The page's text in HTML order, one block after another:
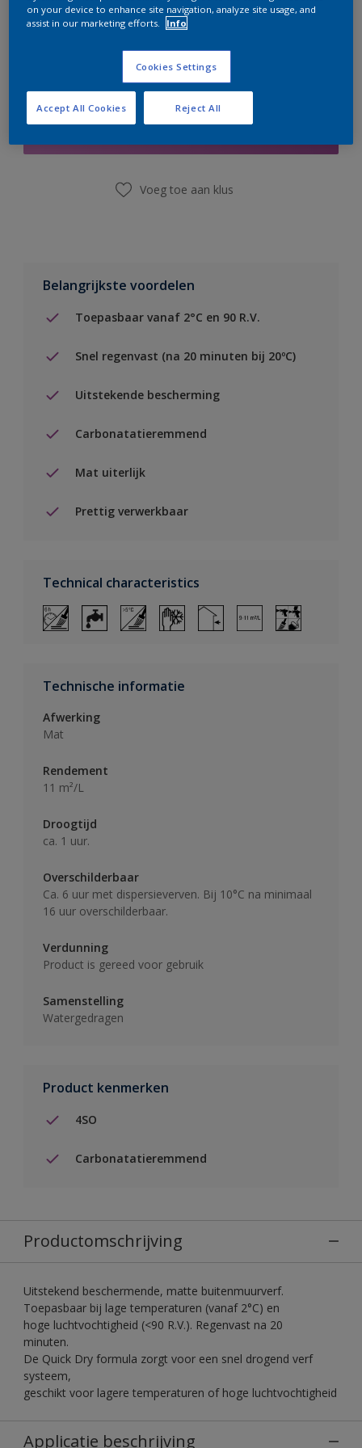
Boodschappenlijst
Voeg toe aan klus
Belangrijkste voordelen
Toepasbaar vanaf 2°C en 90 R.V.
Snel regenvast (na 20 minuten bij 20ºC)
Uitstekende bescherming
Carbonatatieremmend
Mat uiterlijk
Prettig verwerkbaar
Technical characteristics
Technische informatie
Afwerking
Mat
Rendement
11 m²/L
Droogtijd
ca. 1 uur.
Overschilderbaar
Ca. 6 uur met dispersieverven. Bij 10°C na minimaal
16 uur overschilderbaar.
Verdunning
Product is gereed voor gebruik
Samenstelling
Watergedragen
Product kenmerken
4SO
Carbonatatieremmend
Productomschrijving
Uitstekend beschermende, matte buitenmuurverf.
Toepasbaar bij lage temperaturen (vanaf 2°C) en
hoge luchtvochtigheid (<90 R.V.). Regenvast na 20
minuten.
De Quick Dry formula zorgt voor een snel drogend verf
systeem,
geschikt voor lagere temperaturen of hoge luchtvochtigheid
Applicatie beschrijving
on your device to enhance site navigation, analyze site usage, and
assist in our marketing efforts.
Info
Cookies Settings
Reject All
Accept All Cookies